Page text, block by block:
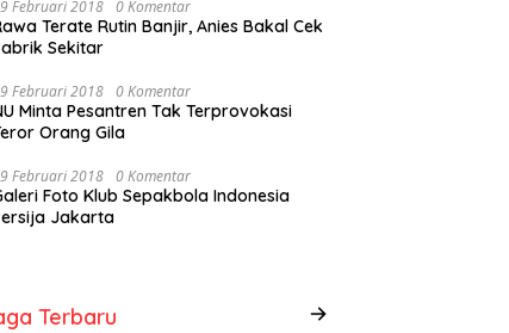
Februari 2018 0 Komentar
Terate Rutin Banjir, Anies Bakal Cek
Sekitar
Februari 2018 0 Komentar
Minta Pesantren Tak Terprovokasi
Orang Gila
Februari 2018 0 Komentar
Foto Klub Sepakbola Indonesia
Jakarta
Terbaru